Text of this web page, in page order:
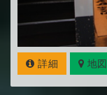
詳細 地図